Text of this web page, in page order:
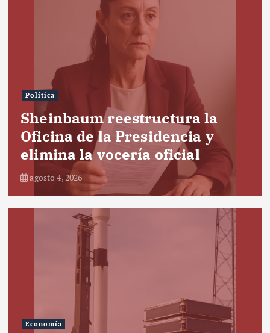
Política
Sheinbaum reestructura la
Oficina de la Presidencia y
elimina la vocería oficial
agosto 4, 2026
Economía